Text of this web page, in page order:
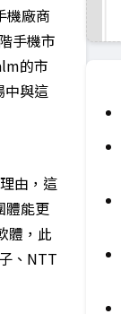
機廠商
手機市
的市
與這
由，這
體能更
體，此
、NTT